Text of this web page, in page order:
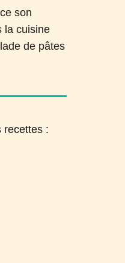
son
la cuisine
de pâtes
recettes :